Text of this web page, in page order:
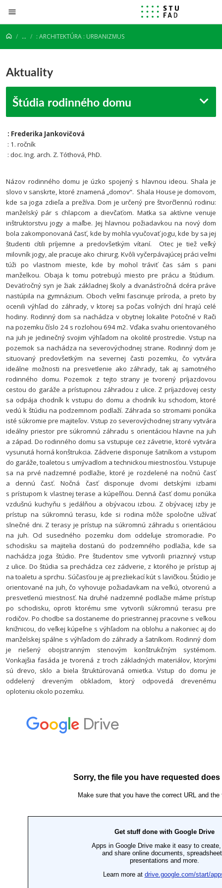
Prejsť na obsah
... : ARCHITEKTÚRA : URBANIZMUS
Aktuality
Štúdia rodinného domu
: Frederika Jankovičová
: 1. ročník
: doc. Ing. arch. Z. Tóthová, PhD.
Názov rodinného domu je úzko spojený s hlavnou ideou. Shala je
slovo v sanskrte, ktoré znamená „domov“. Shala House je domovom,
kde sa joga zdieľa a prežíva.Dom je určený pre štvorčlennú rodinu:
manželský pár s chlapcom a dievčaťom. Matka sa aktívne venuje
inštruktorstvu jogy a maľbe. Jej hlavnou požiadavkou na nový dom
bola zakomponovaná časť, kde by mohla vyučovať jogu, kde by sa jej
študenti cítili príjemne a predovšetkým vítaní. Otec je tiež veľký
milovník jogy, ale pracuje ako chirurg. Kvôli vyčerpávajúcej práci veľmi
túži po vlastnom mieste, kde by mohol tráviť čas sám s pani
manželkou. Obaja k tomu potrebujú miesto pre prácu a štúdium.
Deväťročný syn je žiak základnej školy a dvanásťročná dcéra práve
nastúpila na gymnázium. Oboch veľmi fascinuje príroda, a preto by
ocenili výhľad do záhrady, v ktorej sa počas voľných dní hrajú celé
hodiny. Rodinný dom sa nachádza v obytnej lokalite Potočné v Rači
na pozemku číslo 24 s rozlohou 694 m2. Vďaka svahu orientovaného
na juh je jedinečný svojim výhľadom na okolité prostredie. Vstup na
pozemok sa nachádza na severovýchodnej strane. Rodinný dom je
situovaný predovšetkým na severnej časti pozemku, čo vytvára
ideálne možnosti na presvetlenie ako záhrady, tak aj samotného
rodinného domu. Pozemok z tejto strany je tvorený príjazdovou
cestou do garáže a prístupnou záhradou z ulice. Z príjazdovej cesty
sa odpája chodník k vstupu do domu a chodník ku schodom, ktoré
vedú k štúdiu na podzemnom podlaží. Záhrada so stromami ponúka
isté súkromie pre majiteľov. Vstup zo severovýchodnej strany vytvára
ideálny priestor pre súkromnú záhradu s orientáciou hlavne na juh
a západ. Do rodinného domu sa vstupuje cez závetrie, ktoré vytvára
vysunutá horná konštrukcia. Zádverie disponuje šatníkom a vstupom
do garáže, toaletou s umývadlom a technickou miestnosťou. Vstupuje
sa na prvé nadzemné podlažie, ktoré je rozdelené na nočnú časť
a dennú časť. Nočná časť disponuje dvomi detskými izbami
s prístupom k vlastnej terase a kúpeľňou. Denná časť domu ponúka
vzdušnú kuchyňu s jedálňou a obývacou izbou. Z obývacej izby je
prístup na súkromnú terasu, kde si rodina môže spoločne užívať
slnečné dni. Z terasy je prístup na súkromnú záhradu s orientáciou
na juh. Od susedného pozemku dom oddeľuje stromoradie. Po
schodisku sa majitelia dostanú do podzemného podlažia, kde sa
nachádza joga štúdio. Pre študentov sme vytvorili priaznivý vstup
z ulice. Do štúdia sa prechádza cez zádverie, z ktorého je prístup aj
na toaletu a sprchu. Súčasťou je aj prezliekací kút s lavičkou. Štúdio je
orientované na juh, čo vyhovuje požiadavkam na veľkú, otvorenú a
presvetlenú miestnosť. Na druhé nadzemné podlažie máme prístup
po schodisku, oproti ktorému sme vytvorili súkromnú terasu pre
rodičov. Po chodbe sa dostaneme do priestrannej pracovne s veľkou
knižnicou, do veľkej kúpeľne s výhľadom na oblohu a nakoniec aj do
manželskej spálne s výhľadom do záhrady a šatníkom. Rodinný dom
je riešený obojstranným stenovým konštrukčným systémom.
Vonkajšia fasáda je tvorená z troch základných materiálov, ktorými
sú drevo, sklo a biela štruktúrovaná omietka. Vstup do domu je
oddelený dreveným obkladom, ktorý odpovedá drevenému
oploteniu okolo pozemku.